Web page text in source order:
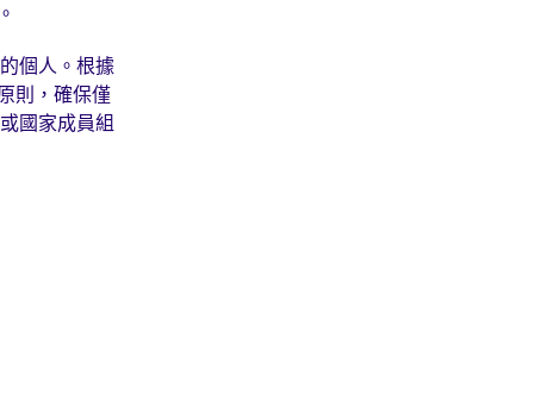
個人。根據
則，確保僅
國家成員組